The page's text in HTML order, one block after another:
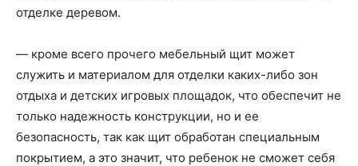
отделке деревом.
— кроме всего прочего мебельный щит может
служить и материалом для отделки каких-либо зон
отдыха и детских игровых площадок, что обеспечит не
только надежность конструкции, но и ее
безопасность, так как щит обработан специальным
покрытием, а это значит, что ребенок не сможет себя